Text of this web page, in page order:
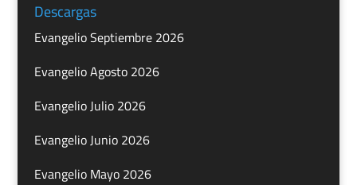
Descargas
Evangelio Septiembre 2026
Evangelio Agosto 2026
Evangelio Julio 2026
Evangelio Junio 2026
Evangelio Mayo 2026